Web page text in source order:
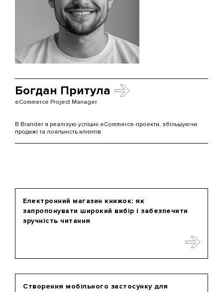
Богдан Притула
eCommerce Project Manager
В Brander я реалізую успішні eCommerce-проекти, збільшуючи
продажі та лояльність клієнтів.
Створення мобільного застосунку для
Електронний магазин книжок: як
запропонувати широкий вибір і забезпечити
зручність читання